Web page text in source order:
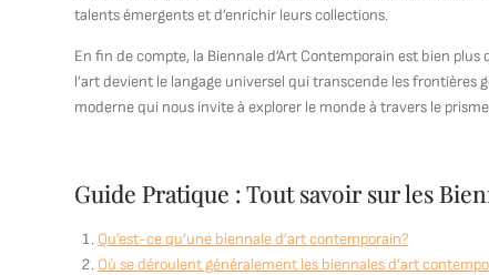
talents émergents et d’enrichir leurs collections.
En fin de compte, la Biennale d’Art Contemporain est bien
l’art devient le langage universel qui transcende les frontières
moderne qui nous invite à explorer le monde à travers le
Guide Pratique : Tout savoir sur les
Qu’est-ce qu’une biennale d’art contemporain?
Où se déroulent généralement les biennales d’art